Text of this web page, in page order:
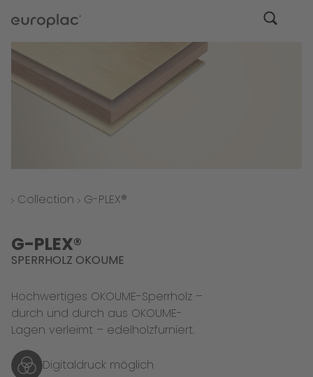
Collection G-PLEX®
G-PLEX®
SPERRHOLZ OKOUME
Hochwertiges OKOUME-Sperrholz –
durch und durch aus OKOUME-
Lagen verleimt – edelholzfurniert.
Digitaldruck möglich